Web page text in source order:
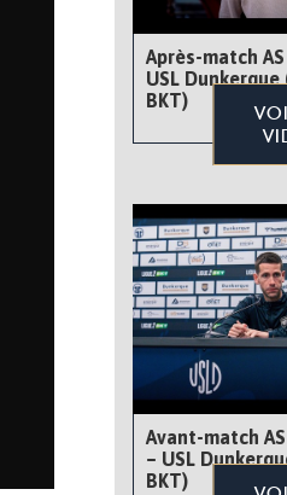
Après-match
USL Dunkerque
BKT)
Avant-match
– USL
BKT)